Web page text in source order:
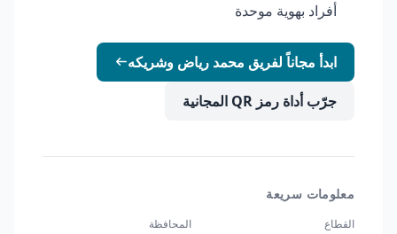
أفراد بهوية موحدة
ابدأ مجاناً لفريق محمد رياض وشريكه
جرّب أداة رمز QR المجانية
معلومات سريعة
القطاع المحافظة